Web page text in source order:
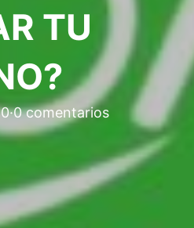
TU
·0 comentarios